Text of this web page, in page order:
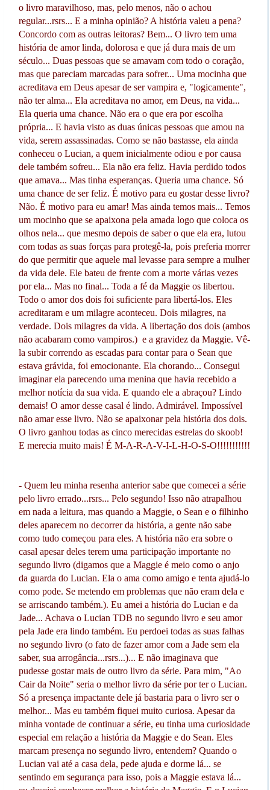
o livro maravilhoso, mas, pelo menos, não o achou
regular...rsrs... E a minha opinião? A história valeu a pena?
Concordo com as outras leitoras? Bem... O livro tem uma
história de amor linda, dolorosa e que já dura mais de um
século... Duas pessoas que se amavam com todo o coração,
mas que pareciam marcadas para sofrer... Uma mocinha que
acreditava em Deus apesar de ser vampira e, "logicamente",
não ter alma... Ela acreditava no amor, em Deus, na vida...
Ela queria uma chance. Não era o que era por escolha
própria... E havia visto as duas únicas pessoas que amou na
vida, serem assassinadas. Como se não bastasse, ela ainda
conheceu o Lucian, a quem inicialmente odiou e por causa
dele também sofreu... Ela não era feliz. Havia perdido todos
que amava... Mas tinha esperanças. Queria uma chance. Só
uma chance de ser feliz. É motivo para eu gostar desse livro?
Não. É motivo para eu amar! Mas ainda temos mais... Temos
um mocinho que se apaixona pela amada logo que coloca os
olhos nela... que mesmo depois de saber o que ela era, lutou
com todas as suas forças para protegê-la, pois preferia morrer
do que permitir que aquele mal levasse para sempre a mulher
da vida dele. Ele bateu de frente com a morte várias vezes
por ela... Mas no final... Toda a fé da Maggie os libertou.
Todo o amor dos dois foi suficiente para libertá-los. Eles
acreditaram e um milagre aconteceu. Dois milagres, na
verdade. Dois milagres da vida. A libertação dos dois (ambos
não acabaram como vampiros.) e a gravidez da Maggie. Vê-
la subir correndo as escadas para contar para o Sean que
estava grávida, foi emocionante. Ela chorando... Consegui
imaginar ela parecendo uma menina que havia recebido a
melhor notícia da sua vida. E quando ele a abraçou? Lindo
demais! O amor desse casal é lindo. Admirável. Impossível
não amar esse livro. Não se apaixonar pela história dos dois.
O livro ganhou todas as cinco merecidas estrelas do skoob!
E merecia muito mais! É M-A-R-A-V-I-L-H-O-S-O!!!!!!!!!!!
- Quem leu minha resenha anterior sabe que comecei a série
pelo livro errado...rsrs... Pelo segundo! Isso não atrapalhou
em nada a leitura, mas quando a Maggie, o Sean e o filhinho
deles aparecem no decorrer da história, a gente não sabe
como tudo começou para eles. A história não era sobre o
casal apesar deles terem uma participação importante no
segundo livro (digamos que a Maggie é meio como o anjo
da guarda do Lucian. Ela o ama como amigo e tenta ajudá-lo
como pode. Se metendo em problemas que não eram dela e
se arriscando também.). Eu amei a história do Lucian e da
Jade... Achava o Lucian TDB no segundo livro e seu amor
pela Jade era lindo também. Eu perdoei todas as suas falhas
no segundo livro (o fato de fazer amor com a Jade sem ela
saber, sua arrogância...rsrs...)... E não imaginava que
pudesse gostar mais de outro livro da série. Para mim, "Ao
Cair da Noite" seria o melhor livro da série por ter o Lucian.
Só a presença impactante dele já bastaria para o livro ser o
melhor... Mas eu também fiquei muito curiosa. Apesar da
minha vontade de continuar a série, eu tinha uma curiosidade
especial em relação a história da Maggie e do Sean. Eles
marcam presença no segundo livro, entendem? Quando o
Lucian vai até a casa dela, pede ajuda e dorme lá... se
sentindo em segurança para isso, pois a Maggie estava lá...